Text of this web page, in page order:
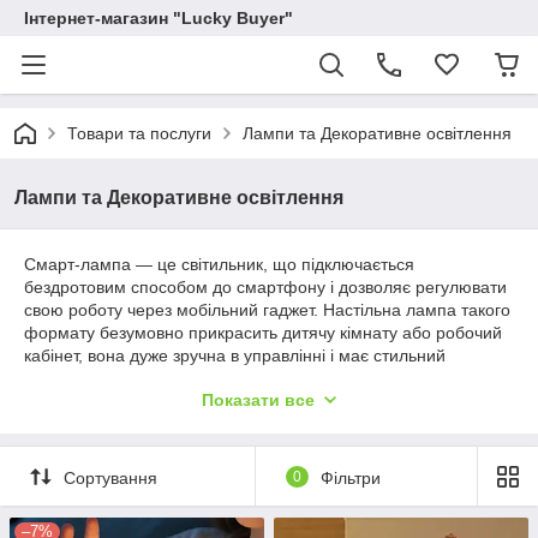
Інтернет-магазин "Lucky Buyer"
Товари та послуги Лампи та Декоративне освітлення
Лампи та Декоративне освітлення
Смарт-лампа — це світильник, що підключається
бездротовим способом до смартфону і дозволяє регулювати
свою роботу через мобільний гаджет. Настільна лампа такого
формату безумовно прикрасить дитячу кімнату або робочий
кабінет, вона дуже зручна в управлінні і має стильний
свій колір за бажанням власника, і USB-лампа легко
USB лампи зі світлодіодним
підсвічуванням, смарт-лампи
Показати все
Сортування 0 Фільтри
–7%